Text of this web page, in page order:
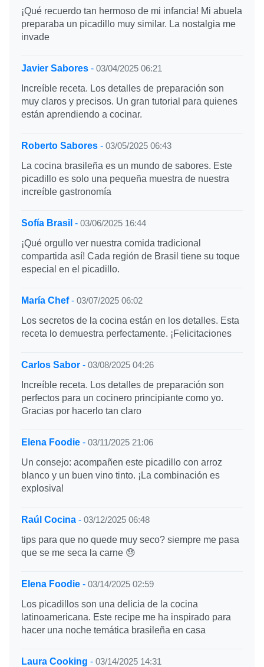
¡Qué recuerdo tan hermoso de mi infancia! Mi abuela
preparaba un picadillo muy similar. La nostalgia me
invade
Javier Sabores - 03/04/2025 06:21
Increíble receta. Los detalles de preparación son
muy claros y precisos. Un gran tutorial para quienes
están aprendiendo a cocinar.
Roberto Sabores - 03/05/2025 06:43
La cocina brasileña es un mundo de sabores. Este
picadillo es solo una pequeña muestra de nuestra
increíble gastronomía
Sofía Brasil - 03/06/2025 16:44
¡Qué orgullo ver nuestra comida tradicional
compartida así! Cada región de Brasil tiene su toque
especial en el picadillo.
María Chef- 03/07/2025 06:02
Los secretos de la cocina están en los detalles. Esta
receta lo demuestra perfectamente. ¡Felicitaciones
Carlos Sabor - 03/08/2025 04:26
Increíble receta. Los detalles de preparación son
perfectos para un cocinero principiante como yo.
Gracias por hacerlo tan claro
Elena Foodie - 03/11/2025 21:06
Un consejo: acompañen este picadillo con arroz
blanco y un buen vino tinto. ¡La combinación es
explosiva!
Raúl Cocina - 03/12/2025 06:48
tips para que no quede muy seco? siempre me pasa
que se me seca la carne 😓
Elena Foodie - 03/14/2025 02:59
Los picadillos son una delicia de la cocina
latinoamericana. Este recipe me ha inspirado para
hacer una noche temática brasileña en casa
Laura Cooking - 03/14/2025 14:31